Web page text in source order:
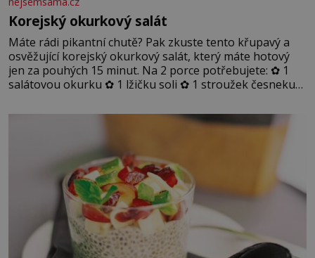
Korejský okurkový salát
Máte rádi pikantní chutě? Pak zkuste tento křupavý a
osvěžující korejský okurkový salát, který máte hotový
jen za pouhých 15 minut. Na 2 porce potřebujete: ✿ 1
salátovou okurku ✿ 1 lžičku soli ✿ 1 stroužek česneku
sezamového oleje ✿ 1 lžičku chilli ✿ 1 lžičku cukru ✿ 1
jarní cibulku ✿ 1 lžíci sezamových semínek